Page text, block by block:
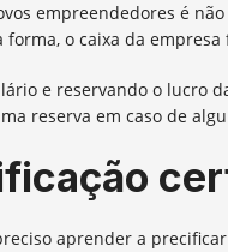
empreendedores é
o caixa da
e reservando o lucro
reserva em caso de
aprender a